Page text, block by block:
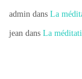
admin dans La
jean dans La